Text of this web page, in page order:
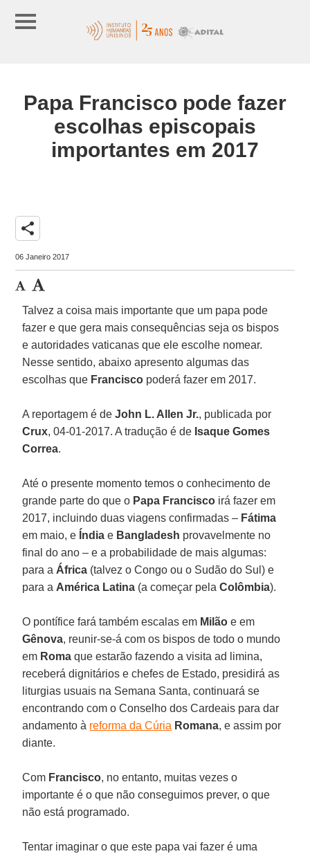
Papa Francisco pode fazer
escolhas episcopais
importantes em 2017
share
06 Janeiro 2017
Talvez a coisa mais importante que um papa pode
fazer e que gera mais consequências seja os bispos
e autoridades vaticanas que ele escolhe nomear.
Nesse sentido, abaixo apresento algumas das
escolhas que Francisco poderá fazer em 2017.
A reportagem é deJohn L. Allen Jr., publicada por
Crux, 04-01-2017. A tradução é de Isaque Gomes
Correa.
Até o presente momento temos o conhecimento de
grande parte do que o Papa Francisco irá fazer em
2017, incluindo duas viagens confirmadas – Fátima
em maio, e Índia e Bangladesh provavelmente no
final do ano – e a probabilidade de mais algumas:
para a África (talvez o Congo ou o Sudão do Sul) e
para a América Latina (a começar pelaColômbia).
O pontífice fará também escalas em Milão e em
Gênova, reunir-se-á com os bispos de todo o mundo
em Roma que estarão fazendo a visita ad limina,
receberá dignitários e chefes de Estado, presidirá as
liturgias usuais na Semana Santa, continuará se
encontrando com o Conselho dos Cardeais para dar
andamento à reforma da Cúria Romana, e assim por
diante.
Com Francisco, no entanto, muitas vezes o
importante é o que não conseguimos prever, o que
não está programado.
Tentar imaginar o que este papa vai fazer é uma